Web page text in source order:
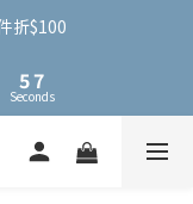
折$100
7
5
4
2
8
6
5
3
Seconds